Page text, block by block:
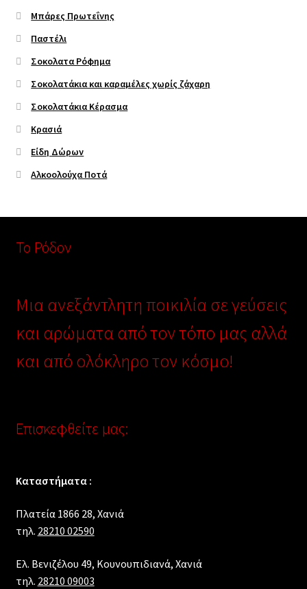
Μπάρες Πρωτεΐνης
Παστέλι
Σοκολατα Ρόφημα
Σοκολατάκια και καραμέλες χωρίς ζάχαρη
Σοκολατάκια Κέρασμα
Κρασιά
Είδη Δώρων
Αλκοολούχα Ποτά
Το Ρόδον
Μια ανεξάντλητη ποικιλία σε γεύσεις
και αρώματα από τον τόπο μας αλλά
και από ολόκληρο τον κόσμο!
Επισκεφθείτε μας:
Καταστήματα :
Πλατεία 1866 28, Xανιά
τηλ. 28210 02590
Ελ. Βενιζέλου 49, Κουνουπιδιανά, Χανιά
τηλ. 28210 09003